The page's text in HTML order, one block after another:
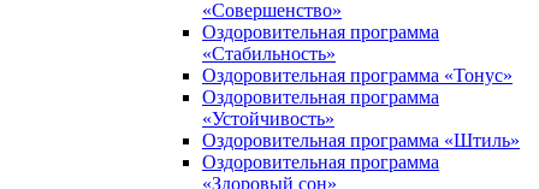
«Совершенство»
Оздоровительная программа
«Стабильность»
Оздоровительная программа «Тонус»
Оздоровительная программа
«Устойчивость»
Оздоровительная программа «Штиль»
Оздоровительная программа
«Здоровый сон»